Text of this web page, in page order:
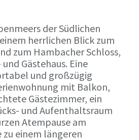
der Südlichen
herrlichen Blick zum
zum Hambacher Schloss,
Gästehaus. Eine
und großzügig
mit Balkon,
Gästezimmer, ein
und Aufenthaltsraum
Atempause am
zu einem längeren